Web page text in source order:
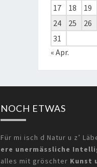
17
18 19
24
25 26
31
« Apr.
NOCH ETWAS
Für mi isch d Natur u z’
ere unermässliche
alles mit gröschter Kunst